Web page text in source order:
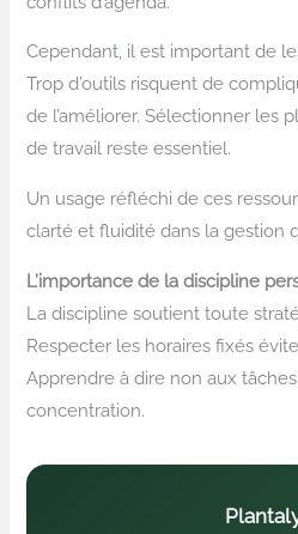
Cependant, il est important de
Trop d’outils risquent de
de l’améliorer. Sélectionner les
de travail reste essentiel.
Un usage réfléchi de ces
clarté et fluidité dans la gestion
L’importance de la discipline
La discipline soutient toute
Respecter les horaires fixés
Apprendre à dire non aux
concentration.